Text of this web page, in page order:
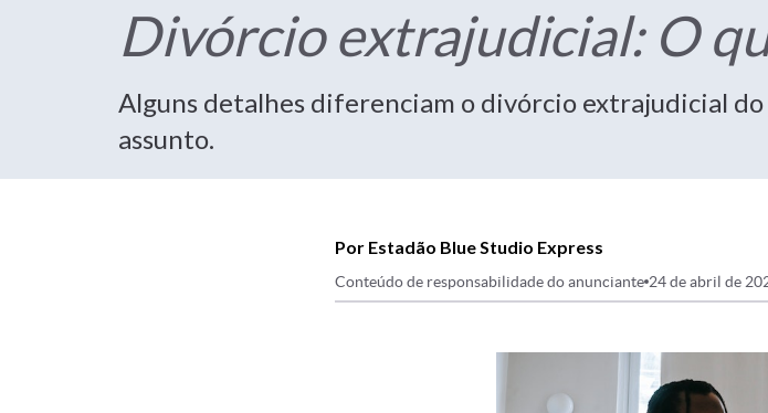
Divórcio extrajudicial: O
Alguns detalhes diferenciam o divórcio extrajudicial do
assunto.
Por Estadão Blue Studio Express
Conteúdo de responsabilidade do anunciante 24 de abril de